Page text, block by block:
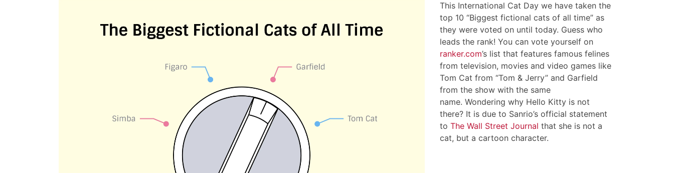
This International Cat Day we have taken the
top 10 “Biggest fictional cats of all time” as
they were voted on until today. Guess who
leads the rank! You can vote yourself on
ranker.com’s list that features famous felines
from television, movies and video games like
Tom Cat from “Tom & Jerry” and Garfield
from the show with the same
name. Wondering why Hello Kitty is not
there? It is due to Sanrio’s official statement
to The Wall Street Journal that she is not a
cat, but a cartoon character.